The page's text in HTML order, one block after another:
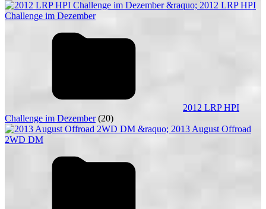
2012 LRP HPI
Challenge im Dezember (20)